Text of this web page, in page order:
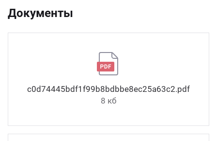
Документы
c0d74445bdf1f99b8bdbbe8ec25a63c2.pdf
8 кб